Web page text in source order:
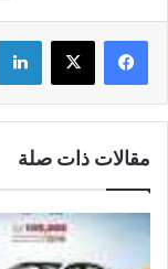
مقالات ذات صلة